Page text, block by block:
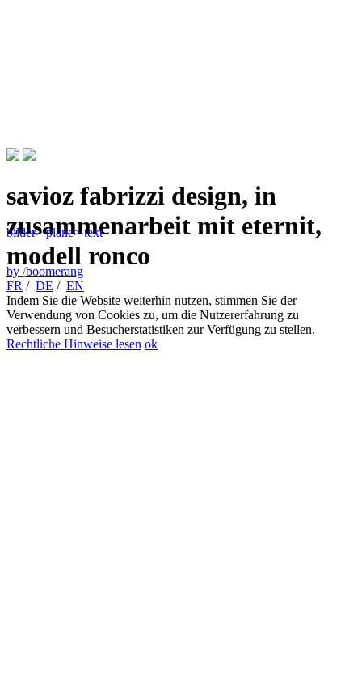
savioz fabrizzi design, in
zusammenarbeit mit eternit,
modell ronco
bilder> pläne> text
by /boomerang
FR / DE / EN
Indem Sie die Website weiterhin nutzen, stimmen Sie der
Verwendung von Cookies zu, um die Nutzererfahrung zu
verbessern und Besucherstatistiken zur Verfügung zu stellen.
Rechtliche Hinweise lesen ok